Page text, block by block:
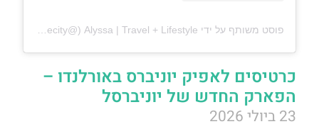
פוסט משותף על ידי ‏‎Alyssa | Travel + Lifestyle‎‏ (@‏‎alyssaandthecity‎‏)
כרטיסים לאפיק יוניברס באורלנדו –
הפארק החדש של יוניברסל
23 ביולי 2026